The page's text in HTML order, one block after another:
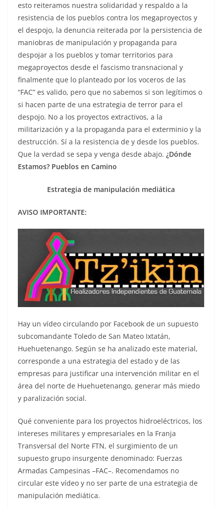
esto reiteramos nuestra solidaridad y respaldo a la
resistencia de los pueblos contra los megaproyectos y
el despojo, la denuncia reiterada por la persistencia de
maniobras de manipulación y propaganda para
despojar a los pueblos y tomar territorios para
megaproyectos desde el fascismo transnacional y
finalmente que lo planteado por los voceros de las
“FAC” es valido, pero que no sabemos si son legítimos o
si hacen parte de una estrategia de terror para el
despojo. No a los proyectos extractivos, a la
militarización y a la propaganda para el exterminio y la
destrucción. Sí a la resistencia de y desde los pueblos.
Que la verdad se sepa y venga desde abajo. ¿Dónde
Estamos? Pueblos en Camino
Estrategia de manipulación mediática
AVISO IMPORTANTE:
Hay un vídeo circulando por Facebook de un supuesto
subcomandante Toledo de San Mateo Ixtatán,
Huehuetenango. Según se ha analizado este material,
corresponde a una estrategia del estado y de las
empresas para justificar una intervención militar en el
área del norte de Huehuetenango, generar más miedo
y paralización social.
Qué conveniente para los proyectos hidroeléctricos, los
intereses militares y empresariales en la Franja
Transversal del Norte FTN, el surgimiento de un
supuesto grupo insurgente denominado: Fuerzas
Armadas Campesinas –FAC–. Recomendamos no
circular este vídeo y no ser parte de una estrategia de
manipulación mediática.